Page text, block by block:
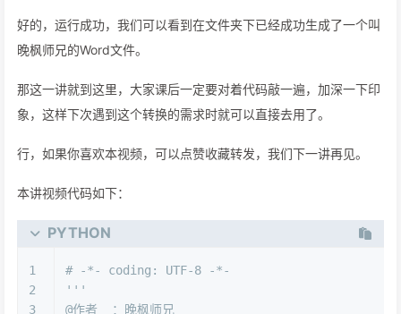
好的，运行成功，我们可以看到在文件夹下已经成功生成了一个叫
晚枫师兄的Word文件。
那这一讲就到这里，大家课后一定要对着代码敲一遍，加深一下印
象，这样下次遇到这个转换的需求时就可以直接去用了。
行，如果你喜欢本视频，可以点赞收藏转发，我们下一讲再见。
本讲视频代码如下：
PYTHON
1
2
3
# -*- coding: UTF-8 -*-
'''
@作者  ：晚枫师兄